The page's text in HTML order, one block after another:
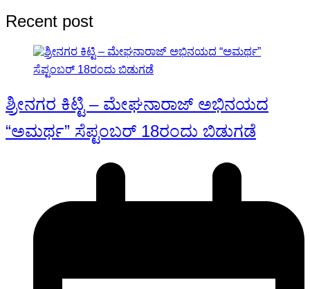
Recent post
ಶ್ರೀನಗರ ಕಿಟ್ಟಿ – ಮೇಘನಾರಾಜ್ ಅಭಿನಯದ
“ಅಮರ್ಥ” ಸೆಪ್ಟಂಬರ್ 18ರಂದು ಬಿಡುಗಡೆ